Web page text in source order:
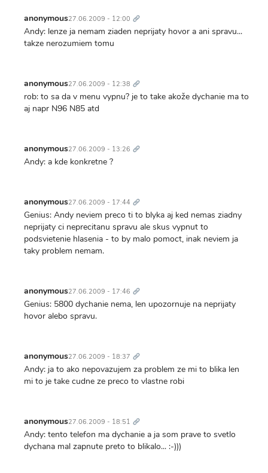
anonymous27.06.2009 - 12:00 odkaz
Andy: lenze ja nemam ziaden neprijaty hovor a ani spravu...
takze nerozumiem tomu
anonymous27.06.2009 - 12:38 odkaz
rob: to sa da v menu vypnu? je to take akože dychanie ma to
aj napr N96 N85 atd
anonymous27.06.2009 - 13:26 odkaz
Andy: a kde konkretne ?
anonymous27.06.2009 - 17:44 odkaz
Genius: Andy neviem preco ti to blyka aj ked nemas ziadny
neprijaty ci neprecitanu spravu ale skus vypnut to
podsvietenie hlasenia - to by malo pomoct, inak neviem ja
taky problem nemam.
anonymous27.06.2009 - 17:46 odkaz
Genius: 5800 dychanie nema, len upozornuje na neprijaty
hovor alebo spravu.
anonymous27.06.2009 - 18:37 odkaz
Andy: ja to ako nepovazujem za problem ze mi to blika len
mi to je take cudne ze preco to vlastne robi
anonymous27.06.2009 - 18:51 odkaz
Andy: tento telefon ma dychanie a ja som prave to svetlo
dychana mal zapnute preto to blikalo... :-)))